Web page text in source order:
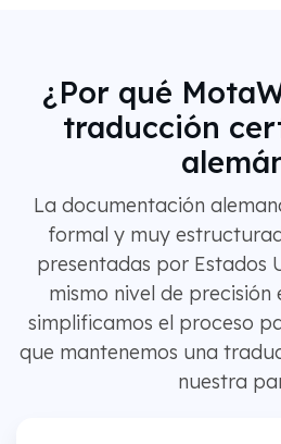
¿Por qué
traducción
La documentación
formal y muy
presentadas por Estados
mismo nivel de precisión
simplificamos el proceso
que mantenemos una
nuestra